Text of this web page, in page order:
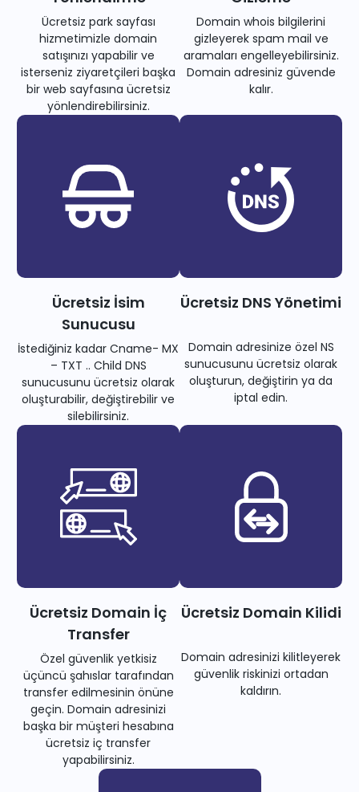
Ücretsiz park sayfası
hizmetimizle domain
satışınızı yapabilir ve
isterseniz ziyaretçileri başka
bir web sayfasına ücretsiz
yönlendirebilirsiniz.
Domain whois bilgilerini
gizleyerek spam mail ve
aramaları engelleyebilirsiniz.
Domain adresiniz güvende
kalır.
Ücretsiz İsim
Sunucusu
İstediğiniz kadar Cname- MX
– TXT .. Child DNS
sunucusunu ücretsiz olarak
oluşturabilir, değiştirebilir ve
silebilirsiniz.
Ücretsiz DNS Yönetimi
Domain adresinize özel NS
sunucusunu ücretsiz olarak
oluşturun, değiştirin ya da
iptal edin.
Ücretsiz Domain İç
Transfer
Özel güvenlik yetkisiz
üçüncü şahıslar tarafından
transfer edilmesinin önüne
geçin. Domain adresinizi
başka bir müşteri hesabına
ücretsiz iç transfer
yapabilirsiniz.
Ücretsiz Domain Kilidi
Domain adresinizi kilitleyerek
güvenlik riskinizi ortadan
kaldırın.